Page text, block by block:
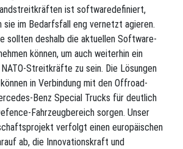
ist softwaredefiniert,
sie im Bedarfsfall eng vernetzt agieren.
sollten deshalb die aktuellen Software-
können, um auch weiterhin ein
Streitkräfte zu sein. Die Lösungen
in Verbindung mit den Offroad-
Benz Special Trucks für deutlich
Fahrzeugbereich sorgen. Unser
verfolgt einen europäischen
ab, die Innovationskraft und